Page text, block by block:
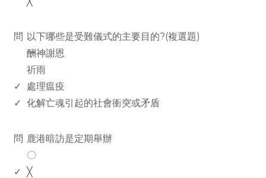
問 以下哪些是受難儀式的主要目的?(複選題)
酬神謝恩
祈雨
✓
處理瘟疫
✓ 化解亡魂引起的社會衝突或矛盾
問 鹿港暗訪是定期舉辦
〇
✓ ╳